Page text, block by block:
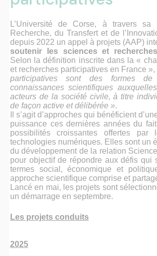
L’Université de Corse, à travers
Recherche, du Transfert et de
depuis 2022 un appel à projets (AAP)
soutenir les sciences et
Selon la définition inscrite dans la «
et recherches participatives en France
participatives sont des formes de
connaissances scientifiques
acteurs de la société civile, à titre
de façon active et délibérée ».
Il s’agit d’approches qui bénéficient
puissance ces dernières années du
possibilités croissantes offertes par
technologies numériques. Elles sont un
du développement de la relation
pour objectif de répondre aux défis qui
termes social, économique et
approche scientifique comprise et
Lancé en mai, les projets sont
un démarrage en septembre.
Les projets conduits
2025